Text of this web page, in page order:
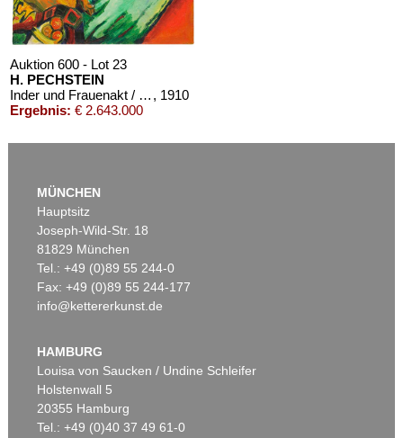
Auktion 600 - Lot 23
H. PECHSTEIN
Inder und Frauenakt / Früchte (Rückseite) , 1910
Ergebnis: € 2.643.000
Auktion 540 - Lot 16
Ergebnis:€ 2.226.000
MÜNCHEN
Hauptsitz
Joseph-Wild-Str. 18
81829 München
Tel.: +49 (0)89 55 244-0
Fax: +49 (0)89 55 244-177
info@kettererkunst.de
HAMBURG
Louisa von Saucken / Undine Schleifer
Holstenwall 5
20355 Hamburg
Tel.: +49 (0)40 37 49 61-0